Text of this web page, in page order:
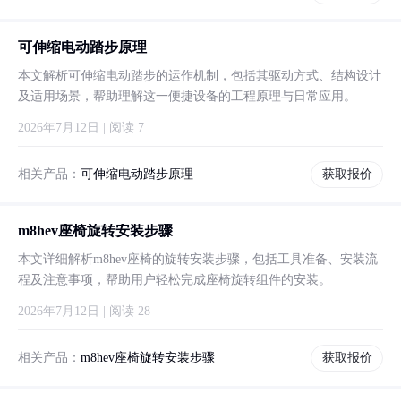
可伸缩电动踏步原理
本文解析可伸缩电动踏步的运作机制，包括其驱动方式、结构设计
及适用场景，帮助理解这一便捷设备的工程原理与日常应用。
2026年7月12日 | 阅读 7
相关产品： 可伸缩电动踏步原理 获取报价
m8hev座椅旋转安装步骤
本文详细解析m8hev座椅的旋转安装步骤，包括工具准备、安装流
程及注意事项，帮助用户轻松完成座椅旋转组件的安装。
2026年7月12日 | 阅读 28
相关产品： m8hev座椅旋转安装步骤 获取报价